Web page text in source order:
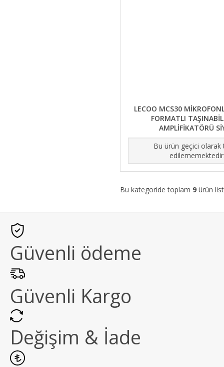
LECOO MCS30
FORMATLI
AMPLİFİKATÖRÜ
Bu ürün geçici olarak
Bu kategoride toplam 9 ürün
Güvenli ödeme
Güvenli Kargo
Değişim & İade